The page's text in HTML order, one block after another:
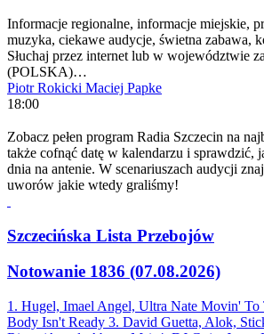
Informacje regionalne, informacje miejskie,
muzyka, ciekawe audycje, świetna zabawa,
Słuchaj przez internet lub w województwie
(POLSKA)…
Piotr Rokicki Maciej Papke
18:00
Zobacz pełen program Radia Szczecin na
także cofnąć datę w kalendarzu i sprawdzić,
dnia na antenie. W scenariuszach audycji
uworów jakie wtedy graliśmy!
Szczecińska Lista Przebojów
Notowanie 1836 (07.08.2026)
1. Hugel, Imael Angel, Ultra Nate Movin' To
Body Isn't Ready 3. David Guetta, Alok,